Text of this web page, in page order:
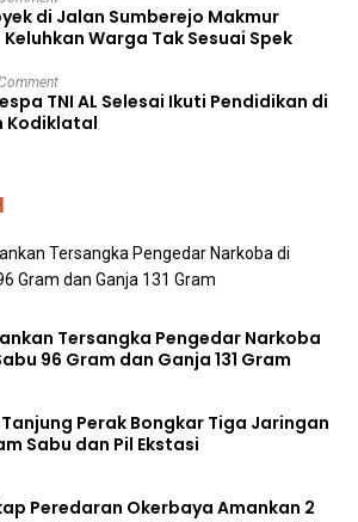
di Jalan Sumberejo Makmur
Warga Tak Sesuai Spek
TNI AL Selesai Ikuti Pendidikan di
Kodiklatal
Tersangka Pengedar Narkoba
96 Gram dan Ganja 131 Gram
Perak Bongkar Tiga Jaringan
Sabu dan Pil Ekstasi
Peredaran Okerbaya Amankan 2